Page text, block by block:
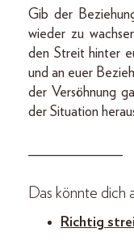
Gib der
wieder zu
den Streit hinter
und an euer
der Versöhnung
der Situation
_____________
Das könnte dich
Richtig